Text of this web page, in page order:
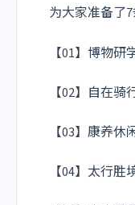
为大家准备了
【01】博物研
【02】自在骑
【03】康养休
【04】太行胜